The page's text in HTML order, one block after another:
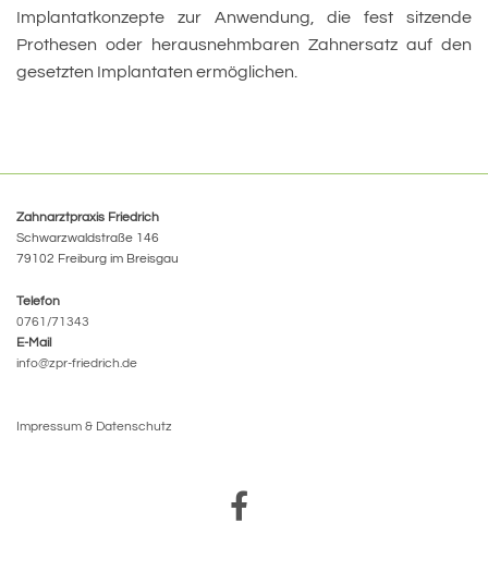
Implantatkonzepte zur Anwendung, die fest sitzende
Prothesen oder herausnehmbaren Zahnersatz auf den
gesetzten Implantaten ermöglichen.
Zahnarztpraxis Friedrich
Schwarzwaldstraße 146
79102 Freiburg im Breisgau
Telefon
0761/71343
E-Mail
info@zpr-friedrich.de
Impressum & Datenschutz